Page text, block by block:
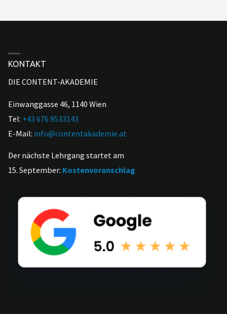
KONTAKT
DIE CONTENT-AKADEMIE
Einwanggasse 46, 1140 Wien
Tel: +43 676 9533143
E-Mail: info@contentakademie.at
Der nächste Lehrgang startet am
15. September: Kostenvoranschlag